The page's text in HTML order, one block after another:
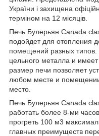
України і захищена
терміном на 12 місяців.
Печь Булерьян Canada
подойдет для отопления
помещений разных типов.
цельного металла и
размер печи позволяет
любом месте и
место.
Печь Булерьян Canada
работать более 8-ми
прогреть 100 м3
главных преимуществ